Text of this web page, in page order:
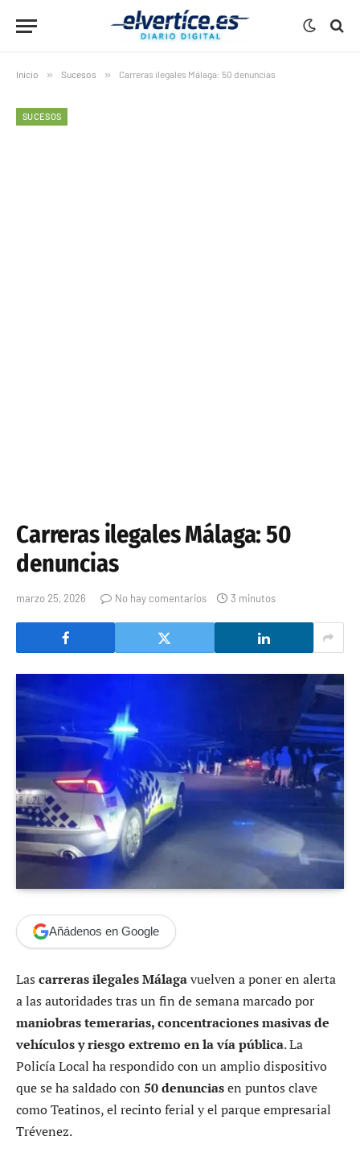
Inicio » Sucesos » Carreras ilegales Málaga: 50 denuncias
SUCESOS
Carreras ilegales Málaga: 50
denuncias
marzo 25, 2026 No hay comentarios 3 minutos
Añádenos en Google
Las carreras ilegales Málagavuelven a poner en alerta
a las autoridades tras un fin de semana marcado por
maniobras temerarias, concentraciones masivas de
vehículos y riesgo extremo en la vía pública. La
Policía Local ha respondido con un amplio dispositivo
que se ha saldado con 50 denunciasen puntos clave
como Teatinos, el recinto ferial y el parque empresarial
Trévenez.